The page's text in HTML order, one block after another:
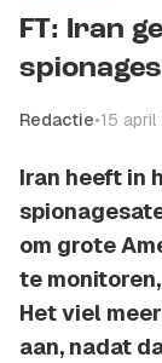
FT: Iran
Redactie•15
Iran heeft in
om grote
te
Het viel
aan, nadat